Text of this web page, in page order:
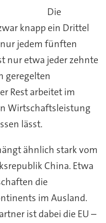
Die
knapp ein Drittel
nur jedem fünften
nur etwa jeder zehnte
geregelten
Rest arbeitet im
Wirtschaftsleistung
lässt.
ähnlich stark vom
China. Etwa
die
im Ausland.
ist dabei die EU –